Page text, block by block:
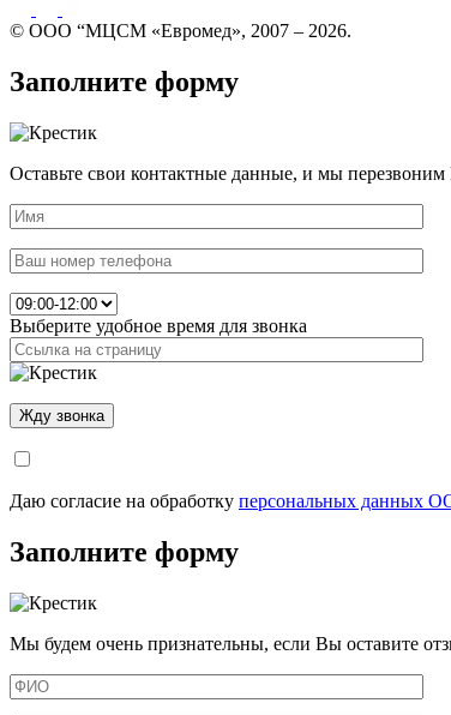
© ООО “МЦСМ «Евромед», 2007 – 2026.
Заполните форму
Оставьте свои контактные данные, и мы
Выберите удобное время для звонка
Даю согласие на обработку персональных данных
Заполните форму
Мы будем очень признательны, если Вы оставите